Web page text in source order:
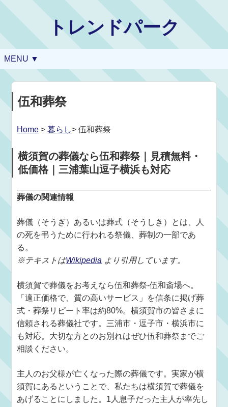
トレンドパーク
MENU ▼
伍和葬祭
Home >暮らし> 伍和葬祭
横須賀の葬儀なら伍和葬祭｜見積無料・
低価格｜三浦葉山逗子横浜も対応
葬儀の関連情報
葬儀（そうぎ）あるいは葬式（そうしき）とは、人
の死を弔うために行われる祭儀、葬制の一部であ
る。
※テキストはWikipedia より引用しています。
横須賀で葬儀をお考えなら伍和葬祭-伍和斎場へ。
「適正価格で、質の高いサービス」を信条に掲げ葬
式・葬祭リピート率は約80%。横須賀市の皆さまに
信頼される葬儀社です。三浦市・逗子市・横浜市に
も対応。大切な方とのお別れはぜひ伍和葬祭までご
相談ください。
主人のお父様が亡くなった際の葬儀です。実家が横
須賀にあるということで、私たちは横須賀で葬儀を
あげることにしました。1人息子だった主人が率先し